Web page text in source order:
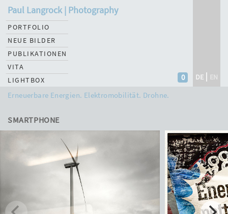
Paul Langrock | Photography
DE EN
0
PORTFOLIO
NEUE BILDER
PUBLIKATIONEN
VITA
LIGHTBOX
Erneuerbare Energien. Elektromobilität. Drohne.
SMARTPHONE